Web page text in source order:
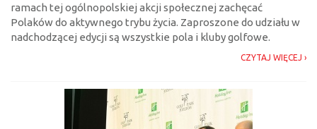
ramach tej ogólnopolskiej akcji społecznej zachęcać
Polaków do aktywnego trybu życia. Zaproszone do udziału w
nadchodzącej edycji są wszystkie pola i kluby golfowe.
CZYTAJ WIĘCEJ ›